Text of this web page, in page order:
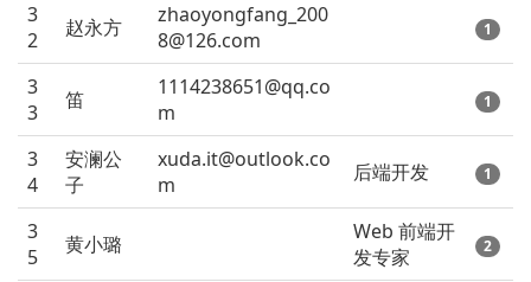
3
2
赵永方
zhaoyongfang_200
8@126.com
1
3
3
笛
1114238651@qq.co
m
1
3
4
安澜公
子
xuda.it@outlook.co
m
后端开发 1
3
5
黄小璐
Web 前端开
发专家
2